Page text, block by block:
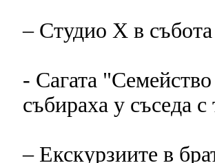
‒ Студио Х в
- Сагата
събираха у съседа с
‒ Екскурзиите в